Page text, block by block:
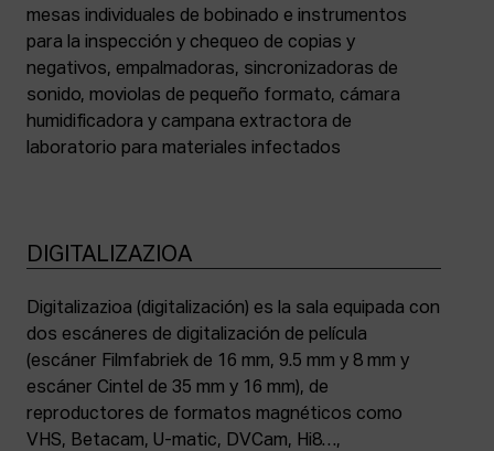
mesas individuales de bobinado e instrumentos
para la inspección y chequeo de copias y
negativos, empalmadoras, sincronizadoras de
sonido, moviolas de pequeño formato, cámara
humidificadora y campana extractora de
laboratorio para materiales infectados
DIGITALIZAZIOA
Digitalizazioa (digitalización) es la sala equipada con
dos escáneres de digitalización de película
(escáner Filmfabriek de 16 mm, 9.5 mm y 8 mm y
escáner Cintel de 35 mm y 16 mm), de
reproductores de formatos magnéticos como
VHS, Betacam, U-matic, DVCam, Hi8…,